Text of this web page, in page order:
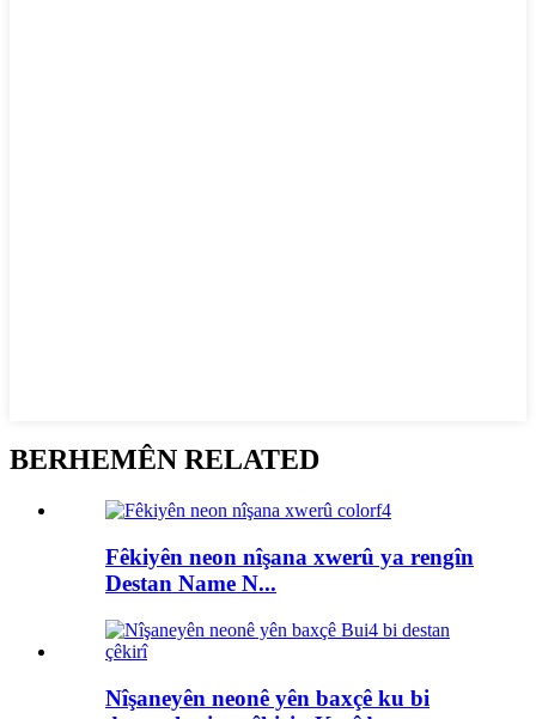
BERHEMÊN RELATED
Fêkiyên neon nîşana xwerû ya rengîn
Destan Name N...
Nîşaneyên neonê yên baxçê ku bi